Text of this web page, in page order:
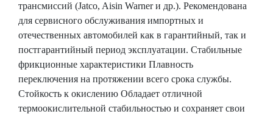
трансмиссий (Jatco, Aisin Warner и др.). Рекомендована
для сервисного обслуживания импортных и
отечественных автомобилей как в гарантийный, так и
постгарантийный период эксплуатации. Стабильные
фрикционные характеристики Плавность
переключения на протяжении всего срока службы.
Стойкость к окислению Обладает отличной
термоокислительной стабильностью и сохраняет свои